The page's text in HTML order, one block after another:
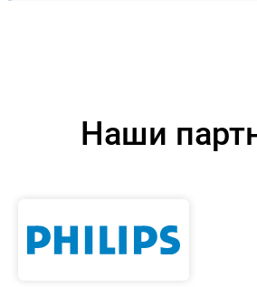
Наши